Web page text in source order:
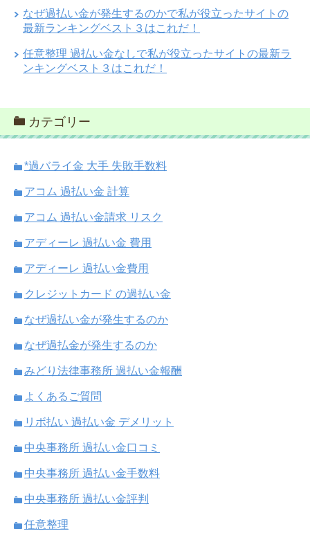
なぜ過払い金が発生するのかで私が役立ったサイトの
最新ランキングベスト３はこれだ！
任意整理 過払い金なしで私が役立ったサイトの最新ラ
ンキングベスト３はこれだ！
カテゴリー
*過バライ金 大手 失敗手数料
アコム 過払い金 計算
アコム 過払い金請求 リスク
アディーレ 過払い金 費用
アディーレ 過払い金費用
クレジットカード の過払い金
なぜ過払い金が発生するのか
なぜ過払金が発生するのか
みどり法律事務所 過払い金報酬
よくあるご質問
リボ払い 過払い金 デメリット
中央事務所 過払い金口コミ
中央事務所 過払い金手数料
中央事務所 過払い金評判
任意整理